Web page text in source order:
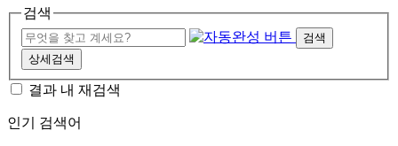
검색
검색
상세검색
결과 내 재검색
인기 검색어